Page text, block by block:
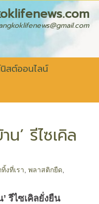
สต์ออนไลน์
’ รีไซเคิล
งที่เรา ,พลาสติกยืด
’รีไซเคิลยั่งยืน